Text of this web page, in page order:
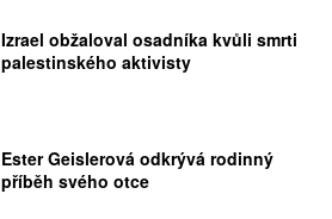
Izrael obžaloval osadníka kvůli smrti
palestinského aktivisty
Ester Geislerová odkrývá rodinný
příběh svého otce